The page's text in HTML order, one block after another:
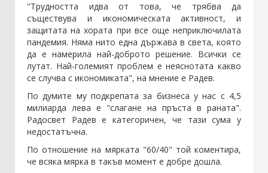
"Трудността идва от това, че трябва да
съществува и икономическата активност, и
защитата на хората при все още неприключилата
пандемия. Няма нито една държава в света, която
да е намерила най-доброто решение. Всички се
лутат. Най-големият проблем е неяснотата какво
се случва с икономиката", на мнение е Радев.
По думите му подкрепата за бизнеса у нас с 4,5
милиарда лева е "слагане на пръста в раната".
Радосвет Радев е категоричен, че тази сума у
недостатъчна.
По отношение на мярката "60/40" той коментира,
че всяка мярка в такъв момент е добре дошла.